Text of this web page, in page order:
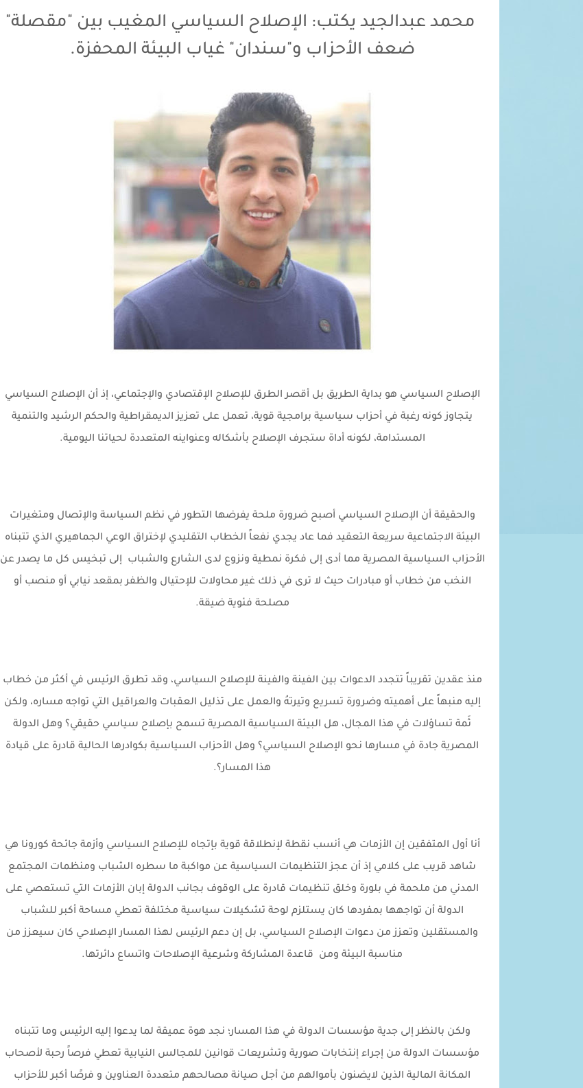
محمد عبدالجيد يكتب: الإصلاح السياسي المغيب بين "مقصلة"
ضعف الأحزاب و"سندان" غياب البيئة المحفزة.
الإصلاح السياسي هو بداية الطريق بل أقصر الطرق للإصلاح الإقتصادي والإجتماعي، إذ أن الإصلاح السياسي
يتجاوز كونه رغبة في أحزاب سياسية برامجية قوية، تعمل على تعزيز الديمقراطية والحكم الرشيد والتنمية
المستدامة، لكونه أداة ستجرف الإصلاح بأشكاله وعنواينه المتعددة لحياتنا اليومية.
والحقيقة أن الإصلاح السياسي أصبح ضرورة ملحة يفرضها التطور في نظم السياسة والإتصال ومتغيرات
البيئة الاجتماعية سريعة التعقيد فما عاد يجدي نفعاً الخطاب التقليدي لإختراق الوعي الجماهيري الذي تتبناه
الأحزاب السياسية المصرية مما أدى إلى فكرة نمطية ونزوع لدى الشارع والشباب إلى تبخيس كل ما يصدر عن
النخب من خطاب أو مبادرات حيث لا ترى في ذلك غير محاولات للإحتيال والظفر بمقعد نيابي أو منصب أو
مصلحة فئوية ضيقة.
منذ عقدين تقريباً تتجدد الدعوات بين الفينة والفينة للإصلاح السياسي، وقد تطرق الرئيس في أكثر من خطاب
إليه منبهاً على أهميته وضرورة تسريع وتيرتهُ والعمل على تذليل العقبات والعراقيل التي تواجه مساره، ولكن
ثَمة تساؤلات في هذا المجال، هل البيئة السياسية المصرية تسمح بإصلاح سياسي حقيقي؟ وهل الدولة
المصرية جادة في مسارها نحو الإصلاح السياسي؟ وهل الأحزاب السياسية بكوادرها الحالية قادرة على قيادة
هذا المسار؟.
أنا أول المتفقين إن الأزمات هي أنسب نقطة لإنطلاقة قوية بإتجاه للإصلاح السياسي وأزمة جائحة كورونا هي
شاهد قريب على كلامي إذ أن عجز التنظيمات السياسية عن مواكبة ما سطره الشباب ومنظمات المجتمع
المدني من ملحمة في بلورة وخلق تنظيمات قادرة على الوقوف بجانب الدولة إبان الأزمات التي تستعصي على
الدولة أن تواجهها بمفردها كان يستلزم لوحة تشكيلات سياسية مختلفة تعطي مساحة أكبر للشباب
والمستقلين وتعزز من دعوات الإصلاح السياسي، بل إن دعم الرئيس لهذا المسار الإصلاحي كان سيعزز من
مناسبة البيئة ومن قاعدة المشاركة وشرعية الإصلاحات واتساع دائرتها.
ولكن بالنظر إلى جدية مؤسسات الدولة في هذا المسار؛ نجد هوة عميقة لما يدعوا إليه الرئيس وما تتبناه
مؤسسات الدولة من إجراء إنتخابات صورية وتشريعات قوانين للمجالس النيابية تعطي فرصاً رحبة لأصحاب
المكانة المالية الذين لايضنون بأموالهم من أجل صيانة مصالحهم متعددة العناوين و فرصًا أكبر للأحزاب